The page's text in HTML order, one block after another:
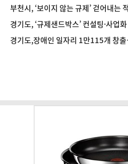
부천시, ‘보이지 않는 규제’ 걷어내는
경기도, ‘규제샌드박스’ 컨설팅·사업
경기도,장애인 일자리 1만115개 창